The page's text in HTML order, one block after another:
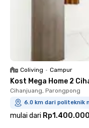
Coliving • Campur
Kost Mega Home 2
Cihanjuang, Parongpong
6.0 km dari politeknik
mulai dari Rp1.400.000